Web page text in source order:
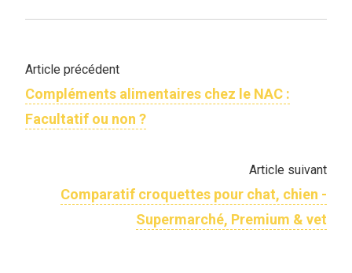
Article précédent
Compléments alimentaires chez le NAC :
Facultatif ou non ?
Article suivant
Comparatif croquettes pour chat, chien -
Supermarché, Premium & vet